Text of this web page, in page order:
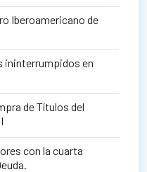
Iberoamericano de
ininterrumpidos en
de Títulos del
con la cuarta